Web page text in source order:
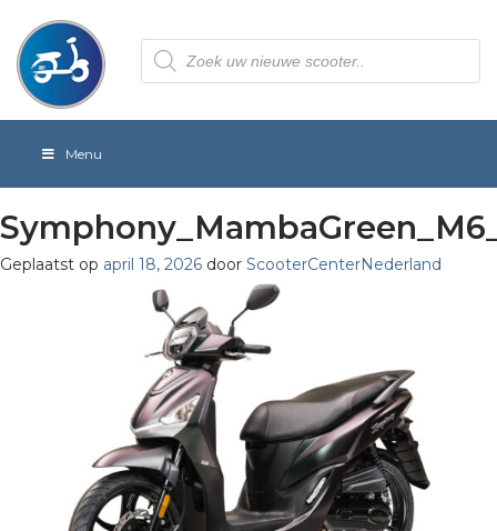
Producten
zoeken
Menu
Geplaatst op april 18, 2026 door ScooterCenterNederland